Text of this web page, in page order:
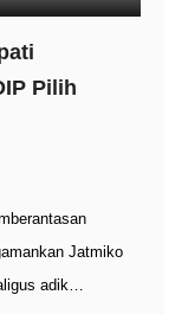
Pilih
Jatmiko
adik…